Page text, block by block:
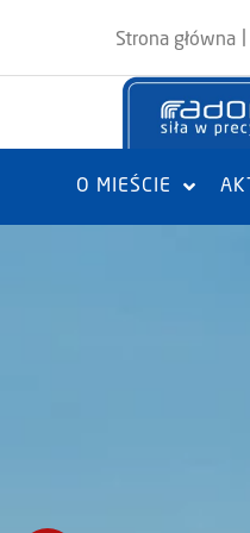
Strona główna
O MIEŚCIE